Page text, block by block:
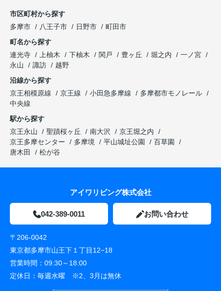
市区町村から探す
多摩市
八王子市 日野市
町田市
町名から探す
連光寺
上柚木 下柚木 関戸 豊ヶ丘 堀之内
一ノ宮
永山
諏訪
越野
沿線から探す
京王相模原線
京王線 小田急多摩線
多摩都市モノレール
中央線
駅から探す
京王永山
聖蹟桜ヶ丘 南大沢
京王堀之内
京王多摩センター
多摩境 平山城址公園
百草園
唐木田
松が谷
アイワリビング株式会社
042-389-0011 お問い合わせ
〒206-0042
東京都多摩市山王下１丁目12−18
営業時間： 09:30～18:00
定休日： 毎週水曜 ※2、3月は無休